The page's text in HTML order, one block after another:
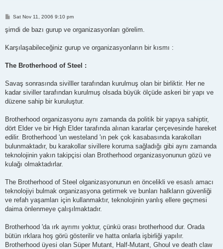
P
s
Sat Nov 11, 2006 9:10 pm
şimdi de bazı gurup ve organizasyonları görelim.
Karşılaşabileceğiniz gurup ve organizasyonların bir kısmı :
The Brotherhood of Steel :
Savaş sonrasında sivilller tarafından kurulmuş olan bir birliktir. Her ne
kadar siviller tarafından kurulmuş olsada büyük ölçüde askeri bir yapı ve
düzene sahip bir kuruluştur.
Brotherhood organizasyonu aynı zamanda da politik bir yapıya sahiptir,
dört Elder ve bir High Elder tarafında alınan kararlar çerçevesinde hareket
edilir. Brotherhood 'un westeland 'ın pek çok kasabasında karakolları
bulunmaktadır, bu karakollar sivillere koruma sağladığı gibi aynı zamanda
teknolojinin yakın takipçisi olan Brotherhood organizasyonunun gözü ve
kulağı olmaktadırlar.
The Brotherhood of Steel olganizasyonunun en öncelikli ve esaslı amacı
teknolojiyi bulmak organizasyona getirmek ve bunları halkların güvenliği
ve refah yaşamları için kullanmaktır, teknolojinin yanlış ellere geçmesi
daima önlenmeye çalışılmaktadır.
Brotherhood 'da ırk ayrımı yoktur, çünkü orası brotherhood dur. Orada
bütün ırklara hoş görü gösterilir ve hatta onlarla işbirliği yapılır.
Brotherhood üyesi olan Süper Mutant, Half-Mutant, Ghoul ve death claw